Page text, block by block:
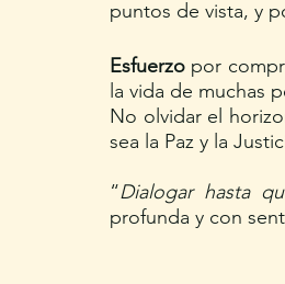
puntos de vista, y
Esfuerzo por
la vida de muchas
No olvidar el
sea la Paz y la
“Dialogar hasta
profunda y con